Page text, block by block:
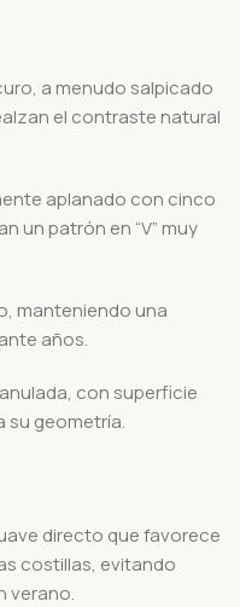
a menudo salpicado
el contraste natural
aplanado con cinco
un patrón en “V” muy
manteniendo una
años.
con superficie
su geometría.
directo que favorece
costillas, evitando
verano.